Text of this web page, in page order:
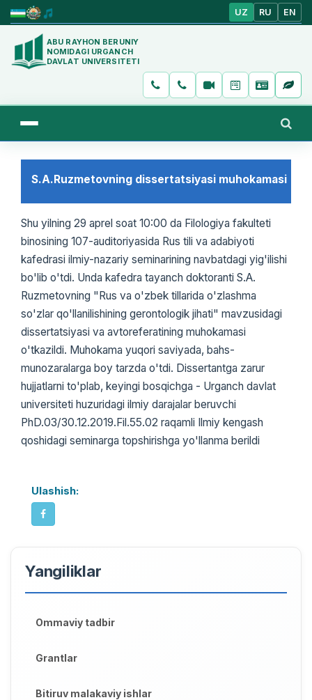
UZ RU EN
ABU RAYHON BERUNIY
NOMIDAGI URGANCH
DAVLAT UNIVERSITETI
S.A.Ruzmetovning dissertatsiyasi muhokamasi
Shu yilning 29 aprel soat 10:00 da Filologiya fakulteti
binosining 107-auditoriyasida Rus tili va adabiyoti
kafedrasi ilmiy-nazariy seminarining navbatdagi yig'ilishi
bo'lib o'tdi. Unda kafedra tayanch doktoranti S.A.
Ruzmetovning "Rus va o'zbek tillarida o'zlashma
so'zlar qo'llanilishining gerontologik jihati" mavzusidagi
dissertatsiyasi va avtoreferatining muhokamasi
o'tkazildi. Muhokama yuqori saviyada, bahs-
munozaralarga boy tarzda o'tdi. Dissertantga zarur
hujjatlarni to'plab, keyingi bosqichga - Urganch davlat
universiteti huzuridagi ilmiy darajalar beruvchi
PhD.03/30.12.2019.Fil.55.02 raqamli Ilmiy kengash
qoshidagi seminarga topshirishga yo'llanma berildi
Ulashish:
Yangiliklar
Ommaviy tadbir
Grantlar
Bitiruv malakaviy ishlar